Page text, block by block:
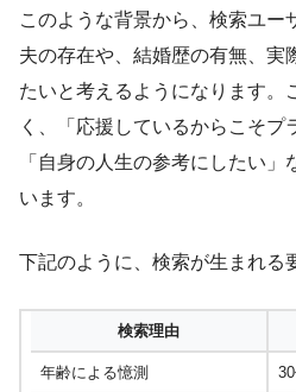
このような背景から、検索ユー
夫の存在や、結婚歴の有無、実
たいと考えるようになります。
く、「応援しているからこそプ
「自身の人生の参考にしたい
います。
下記のように、検索が生まれる
検索理由
年齢による憶測